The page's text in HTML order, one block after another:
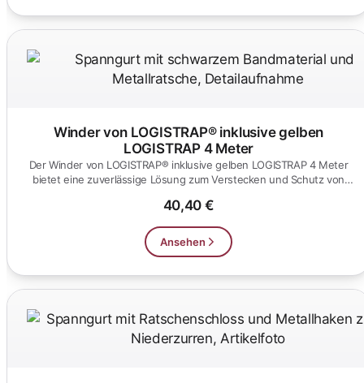
Winder von LOGISTRAP® inklusive gelben
LOGISTRAP 4 Meter
Der Winder von LOGISTRAP® inklusive gelben LOGISTRAP 4 Meter
bietet eine zuverlässige Lösung zum Verstecken und Schutz von
40,40 €
Ansehen